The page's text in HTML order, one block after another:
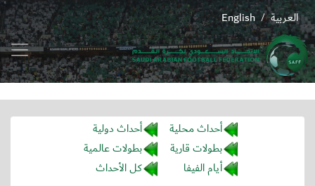
English / العربية
أحداث محلية
أحداث دولية
بطولات قارية
بطولات عالمية
أيام الفيفا
كل الأحداث